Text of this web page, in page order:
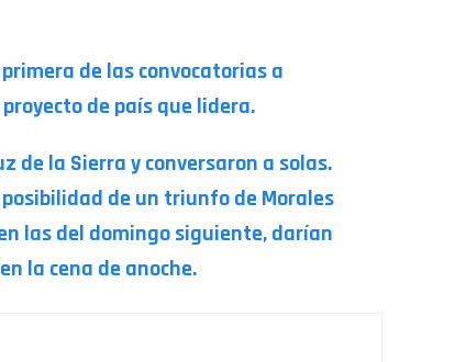
de las convocatorias a
de país que lidera.
de la Sierra y conversaron a solas.
de un triunfo de Morales
las del domingo siguiente, darían
la cena de anoche.